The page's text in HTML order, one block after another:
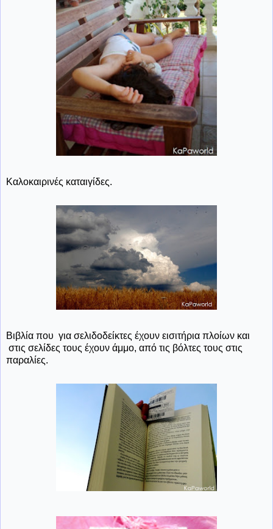
Καλοκαιρινές καταιγίδες.
Βιβλία που για σελιδοδείκτες έχουν εισιτήρια πλοίων και
στις σελίδες τους έχουν άμμο, από τις βόλτες τους στις
παραλίες.